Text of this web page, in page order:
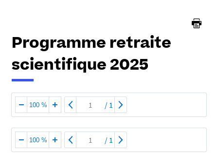
Programme retraite
scientifique 2025
100 % / 1
100 % / 1